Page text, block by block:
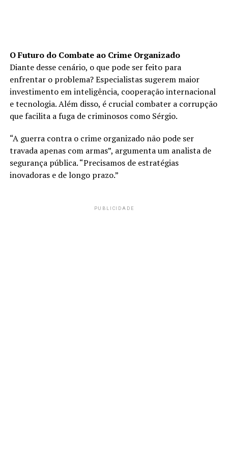
O Futuro do Combate ao Crime Organizado
Diante desse cenário, o que pode ser feito para
enfrentar o problema? Especialistas sugerem maior
investimento em inteligência, cooperação internacional
e tecnologia. Além disso, é crucial combater a corrupção
que facilita a fuga de criminosos como Sérgio.
“A guerra contra o crime organizado não pode ser
travada apenas com armas”, argumenta um analista de
segurança pública. “Precisamos de estratégias
inovadoras e de longo prazo.”
PUBLICIDADE